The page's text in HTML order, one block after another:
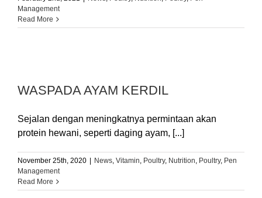
Management
Read More
WASPADA AYAM KERDIL
Sejalan dengan meningkatnya permintaan akan
protein hewani, seperti daging ayam, [...]
November 25th, 2020 News, Vitamin, Poultry, Nutrition, Poultry, Pen
Management
Read More